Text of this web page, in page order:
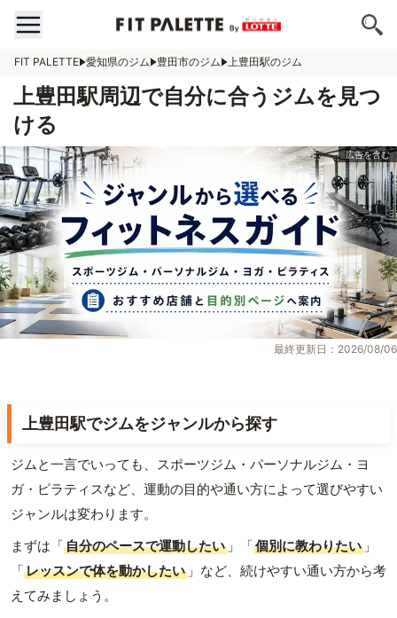
FIT PALETTE 愛知県のジム 豊田市のジム 上豊田駅のジム
上豊田駅周辺で自分に合うジムを見つ
ける
最終更新日：2026/08/06
上豊田駅でジムをジャンルから探す
ジムと一言でいっても、スポーツジム・パーソナルジム・ヨ
ガ・ピラティスなど、運動の目的や通い方によって選びやすい
ジャンルは変わります。
まずは「自分のペースで運動したい 」「個別に教わりたい 」
「レッスンで体を動かしたい 」など、続けやすい通い方から考
えてみましょう。